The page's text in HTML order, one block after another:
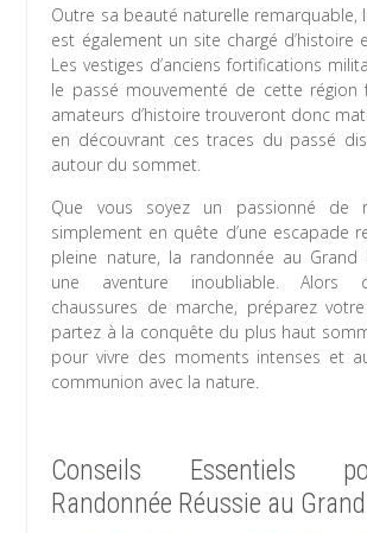
Outre sa beauté naturelle remarquable,
est également un site chargé d’histoire
Les vestiges d’anciens fortifications
le passé mouvementé de cette région
amateurs d’histoire trouveront donc
en découvrant ces traces du passé
autour du sommet.
Que vous soyez un passionné de
simplement en quête d’une escapade
pleine nature, la randonnée au
une aventure inoubliable. Alors
chaussures de marche, préparez
partez à la conquête du plus haut
pour vivre des moments intenses et
communion avec la nature.
Conseils Essentiels
Randonnée Réussie au